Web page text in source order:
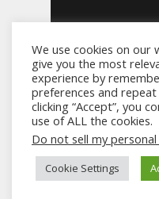
Webadesign -
CNPJ:
We use cookies on our
give you the most
experience by
preferences and repeat
clicking “Accept”, you
use of ALL the cookies.
Do not sell my
Cookie Settings